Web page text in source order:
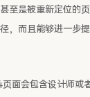
至是被重新定位的
，而且能够进一步提
面会包含设计师或